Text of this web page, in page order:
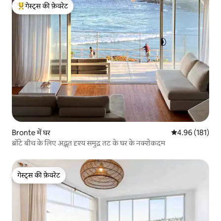
गेस्ट्स का टॉप फ़ेवरेट
गेस्ट्स की फ़ेवरेट
Bronte में घर औसत रेटिंग 5 में से
4.96 (181)
ब्रोंटे बीच के लिए अद्भुत दृश्य समुद्र तट के घर के नक्शेकदम
गेस्ट्स की फ़ेवरेट
गेस्ट्स की फ़ेवरेट